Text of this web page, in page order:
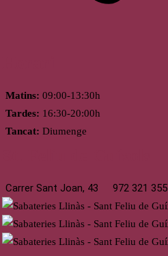
Matins: 09:00-13:30h
Tardes: 16:30-20:00h
Tancat: Diumenge
Carrer Sant Joan, 43 972 321 355